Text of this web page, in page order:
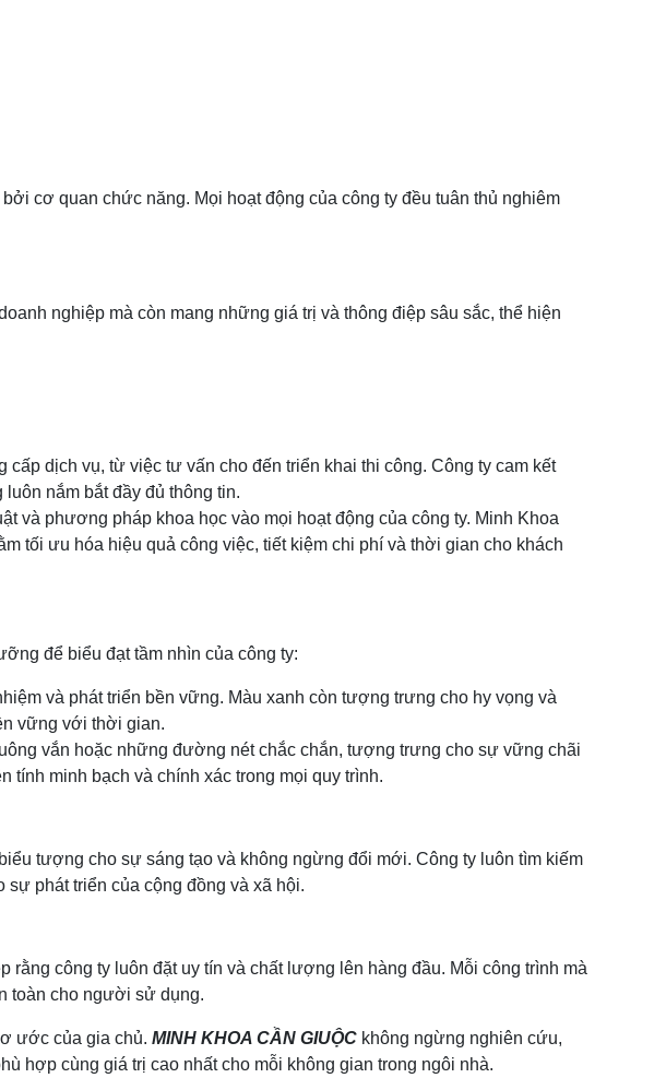
cơ quan chức năng. Mọi hoạt động của công ty đều tuân thủ nghiêm
nghiệp mà còn mang những giá trị và thông điệp sâu sắc, thể hiện
dịch vụ, từ việc tư vấn cho đến triển khai thi công. Công ty cam kết
nắm bắt đầy đủ thông tin.
và phương pháp khoa học vào mọi hoạt động của công ty. Minh Khoa
tối ưu hóa hiệu quả công việc, tiết kiệm chi phí và thời gian cho khách
để biểu đạt tầm nhìn của công ty:
và phát triển bền vững. Màu xanh còn tượng trưng cho hy vọng và
vững với thời gian.
vắn hoặc những đường nét chắc chắn, tượng trưng cho sự vững chãi
tính minh bạch và chính xác trong mọi quy trình.
tượng cho sự sáng tạo và không ngừng đổi mới. Công ty luôn tìm kiếm
phát triển của cộng đồng và xã hội.
rằng công ty luôn đặt uy tín và chất lượng lên hàng đầu. Mỗi công trình mà
toàn cho người sử dụng.
ước của gia chủ. MINH KHOA CẦN GIUỘC không ngừng nghiên cứu,
hợp cùng giá trị cao nhất cho mỗi không gian trong ngôi nhà.